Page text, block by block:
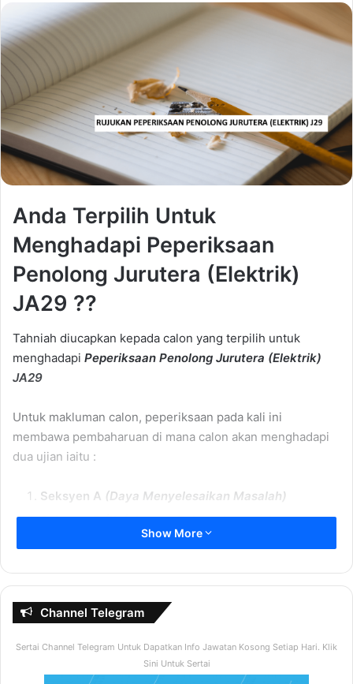
Anda Terpilih Untuk
Menghadapi Peperiksaan
Penolong Jurutera (Elektrik)
JA29 ??
Tahniah diucapkan kepada calon yang terpilih untuk
menghadapi Peperiksaan Penolong Jurutera (Elektrik)
JA29
Untuk makluman calon, peperiksaan pada kali ini
membawa pembaharuan di mana calon akan menghadapi
dua ujian iaitu :
Seksyen A (Daya Menyelesaikan Masalah)
Seksyen B(Kefahaman Bahasa Inggeris)
psikometrik sahaja di mana calon diuji dengan soalan-
Contoh Soalan Seksyen A
Penolong Jurutera (Elektrik)
Show More
Channel Telegram
Sertai Channel Telegram Untuk Dapatkan Info Jawatan Kosong Setiap Hari. Klik
Sini Untuk Sertai